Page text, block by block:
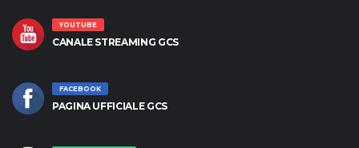
YOUTUBE
CANALE STREAMING GCS
FACEBOOK
PAGINA UFFICIALE GCS